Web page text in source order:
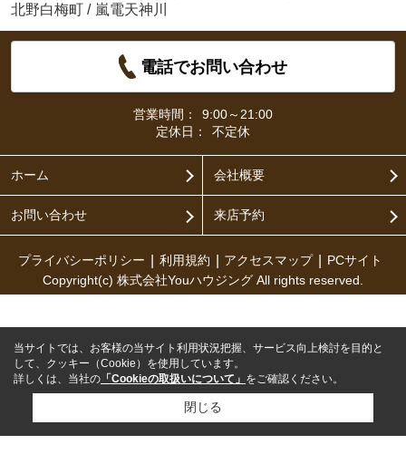
北野白梅町
/ 嵐電天神川
電話でお問い合わせ
営業時間：
9:00～21:00
定休日：
不定休
ホーム 会社概要
お問い合わせ 来店予約
プライバシーポリシー 利用規約 アクセスマップ
PCサイト
Copyright(c) 株式会社Youハウジング All rights reserved.
当サイトでは、お客様の当サイト利用状況把握、サービス向上検討を目的と
して、クッキー（Cookie）を使用しています。
詳しくは、当社の 「Cookieの取扱いについて」 をご確認ください。
閉じる